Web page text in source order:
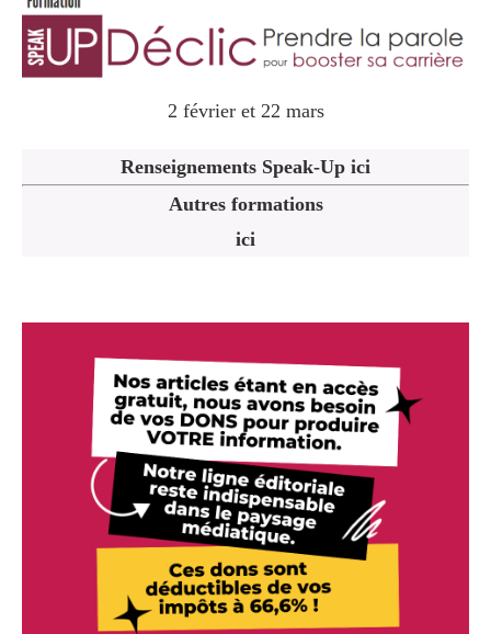
2 février et 22 mars
Renseignements Speak-Up ici
Autres formations
ici